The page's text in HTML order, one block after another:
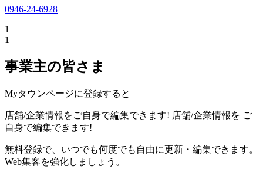
0946-24-6928
1
1
事業主の皆さま
Myタウンページに登録すると
店舗/企業情報をご自身で編集できます! 店舗/企業情報を ご
自身で編集できます!
無料登録で、いつでも何度でも自由に更新・編集できます。
Web集客を強化しましょう。